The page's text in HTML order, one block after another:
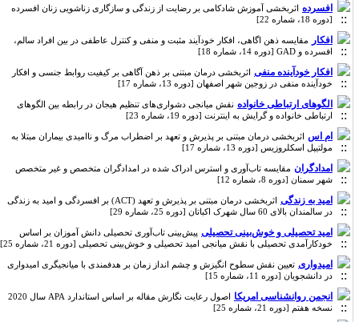
افسرده اثربخشی آموزش شادکامی بر رضایت از زندگی و سازگاری زناشویی زنان افسرده
[دوره 18، شماره 22]
افکار مقایسه ذهن اگاهی، افکار خودآیند مثبت و منفی و کنترل عاطفی در بین افراد سالم،
افسرده و GAD [دوره 14، شماره 18]
افکار خودآینده منفی اثربخشی درمان مبتنی بر ذهن آگاهی بر کیفیت روابط جنسی و افکار
خودآینده منفی در زوجین شهر اصفهان [دوره 13، شماره 17]
الگوهای ارتباطی خانواده نقش میانجی دشواری‌های تنظیم هیجان در رابطه بین الگوهای
ارتباطی خانواده و گرایش به اینترنت [دوره 19، شماره 23]
ام اس اثربخشی درمان مبتنی بر پذیرش و تعهد بر اضطراب مرگ و ناامیدی بیماران مبتلا به
مولتیپل اسکلروزیس [دوره 13، شماره 17]
امدادگران مقایسه تاب‌آوری و استرس ادراک شده در امدادگران متخصص و غیر متخصص
شهر سمنان [دوره 8، شماره 12]
امید به زندگی
اثربخشی درمان مبتنی بر پذیرش و تعهد (ACT) بر افسردگی و امید به زندگی
در سالمندان بالای 60 سال شهرک اکباتان [دوره 25، شماره 29]
امید تحصیلی و خوش‌بینی تحصیلی پیش‌بینی تاب‌آوری تحصیلی دانش آموزان بر اساس
خودکارآمدی تحصیلی با نقش میانجی امید تحصیلی و خوش‌بینی تحصیلی [دوره 21، شماره 25]
امیدواری تعیین نقش سطوح انگیزش و چشم انداز زمان بر هدفمندی با میانجیگری امیدواری
در دانشجویان [دوره 11، شماره 15]
انجمن روانشناسی امریکا
اصول رعایت نگارش مقاله بر اساس استاندارد APA سال 2020
نسخه هفتم [دوره 21، شماره 25]